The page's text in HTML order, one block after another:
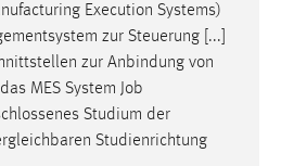
Execution Systems)
zur Steuerung [...]
zur Anbindung von
MES System Job
Studium der
Studienrichtung